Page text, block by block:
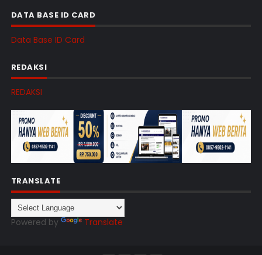
DATA BASE ID CARD
Data Base ID Card
REDAKSI
REDAKSI
TRANSLATE
Powered by Translate